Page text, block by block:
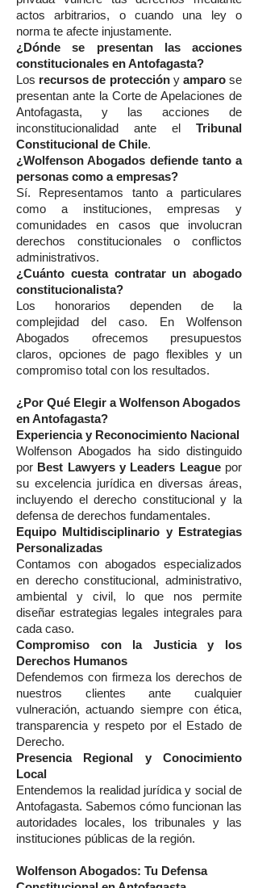
actos arbitrarios, o cuando una ley o
norma te afecte injustamente.
¿Dónde se presentan las acciones
constitucionales en Antofagasta?
Los recursos de proteccióny amparose
presentan ante la Corte de Apelaciones de
Antofagasta, y las acciones de
inconstitucionalidad ante el Tribunal
Constitucional de Chile.
¿Wolfenson Abogados defiende tanto a
personas como a empresas?
Sí. Representamos tanto a particulares
como a instituciones, empresas y
comunidades en casos que involucran
derechos constitucionales o conflictos
administrativos.
¿Cuánto cuesta contratar un abogado
constitucionalista?
Los honorarios dependen de la
complejidad del caso. En Wolfenson
Abogados ofrecemos presupuestos
claros, opciones de pago flexibles y un
compromiso total con los resultados.
¿Por Qué Elegir a Wolfenson Abogados
en Antofagasta?
Experiencia y Reconocimiento Nacional
Wolfenson Abogados ha sido distinguido
por Best Lawyers y Leaders Leaguepor
su excelencia jurídica en diversas áreas,
incluyendo el derecho constitucional y la
defensa de derechos fundamentales.
Equipo Multidisciplinario y Estrategias
Personalizadas
Contamos con abogados especializados
en derecho constitucional, administrativo,
ambiental y civil, lo que nos permite
diseñar estrategias legales integrales para
cada caso.
Compromiso con la Justicia y los
Derechos Humanos
Defendemos con firmeza los derechos de
nuestros clientes ante cualquier
vulneración, actuando siempre con ética,
transparencia y respeto por el Estado de
Derecho.
Presencia Regional y Conocimiento
Local
Entendemos la realidad jurídica y social de
Antofagasta. Sabemos cómo funcionan las
autoridades locales, los tribunales y las
instituciones públicas de la región.
Wolfenson Abogados: Tu Defensa